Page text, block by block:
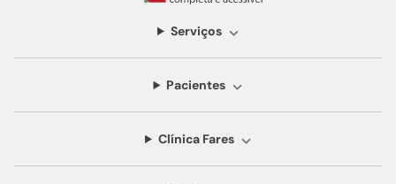
Serviços
Pacientes
Clínica Fares